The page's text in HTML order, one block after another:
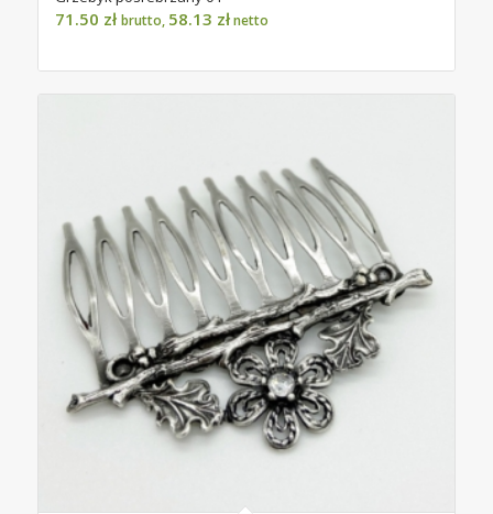
71.50 zł brutto, 58.13 złnetto